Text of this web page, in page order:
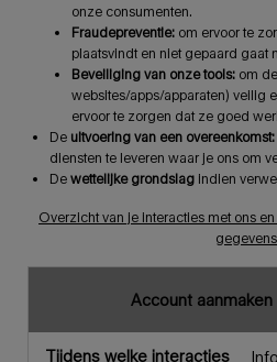
onze consumenten.
Fraudepreventie: om ervoor te
plaatsvindt en niet gepaard gaat
Beveiliging van onze tools: om
websites/apps/apparaten) veilig
ervoor te zorgen dat ze goed
De uitvoering van een overeenkomst:
diensten te leveren waar je ons om
De wettelijke grondslag indien
Overzicht van je interacties met ons
gegevens
Account
Tijdens welke interacties